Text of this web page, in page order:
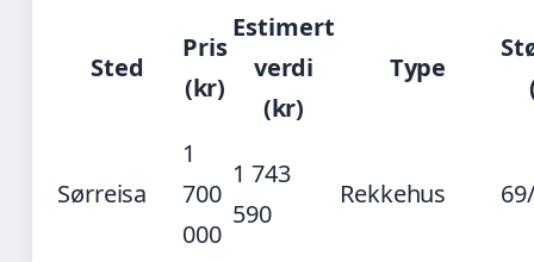
Sted
Pris
(kr)
Estimert
verdi
(kr)
Type
Sørreisa
1
700
000
1 743
590
Rekkehus